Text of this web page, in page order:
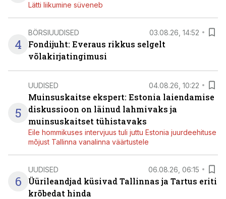
Lätti liikumine süveneb
4
BÖRSIUUDISED 03.08.26, 14:52
Fondijuht: Everaus rikkus selgelt
võlakirjatingimusi
5
UUDISED 04.08.26, 10:22
Muinsuskaitse ekspert: Estonia laiendamise
diskussioon on läinud lahmivaks ja
muinsuskaitset tühistavaks
Eile hommikuses intervjuus tuli juttu Estonia juurdeehituse
mõjust Tallinna vanalinna väärtustele
6
UUDISED 06.08.26, 06:15
Üürileandjad küsivad Tallinnas ja Tartus eriti
krõbedat hinda